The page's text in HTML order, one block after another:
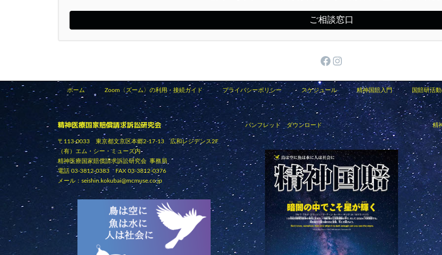
ご相談窓口
Facebook
Instagram
ホーム Zoom〈ズーム〉の利用・接続ガイド プライバシーポリシー スケジュール 精神国賠入門 国賠研活
精神医療国家賠償請求訴訟研究会
〒113-0033 東京都文京区本郷2-17-13 広和レジデンス2F
（有）エム・シー・ミューズ内
精神医療国家賠償請求訴訟研究会 事務局
電話 03-3812-0383 FAX 03-3812-0376
メール： seishin.kokubai@mcmuse.co.jp
パンフレット ダウンロード 精